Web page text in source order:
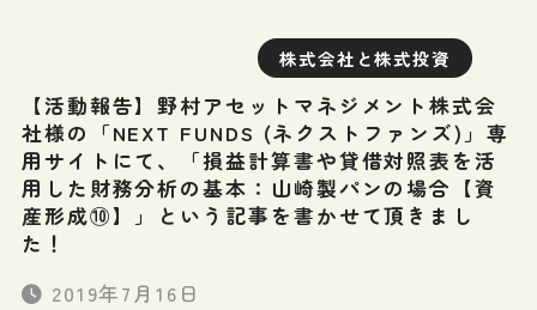
株式会社と株式投資
【活動報告】野村アセットマネジメント株式会
社様の「NEXT FUNDS (ネクストファンズ)」専
用サイトにて、「損益計算書や貸借対照表を活
用した財務分析の基本：山崎製パンの場合【資
産形成⑩】」という記事を書かせて頂きまし
た！
2019年7月16日